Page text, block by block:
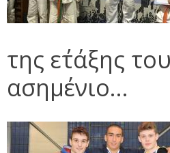
της ε΄τάξης
ασημένιο...